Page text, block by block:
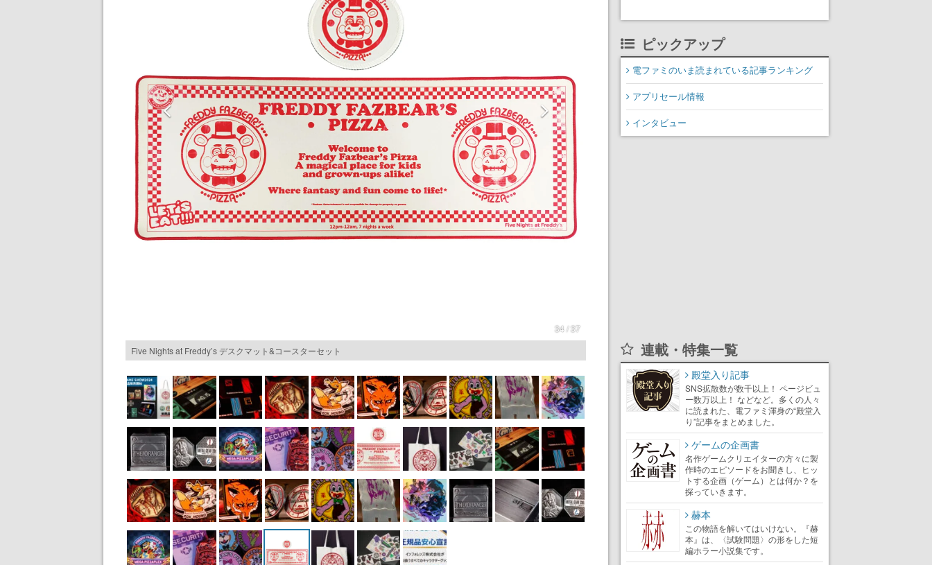
34 / 37
Five Nights at Freddy’s デスクマット&コースターセット
ピックアップ
電ファミのいま読まれている記事ランキング
アプリセール情報
インタビュー
連載・特集一覧
殿堂入り記事
SNS拡散数が数千以上！ ページビュ
ー数万以上！ などなど。多くの人々
に読まれた、電ファミ渾身の“殿堂入
り”記事をまとめました。
ゲームの企画書
名作ゲームクリエイターの方々に製
作時のエピソードをお聞きし、ヒッ
トする企画（ゲーム）とは何か？を
探っていきます。
赫本
この物語を解いてはいけない。『赫
本』は、〈試験問題〉の形をした短
編ホラー小説集です。